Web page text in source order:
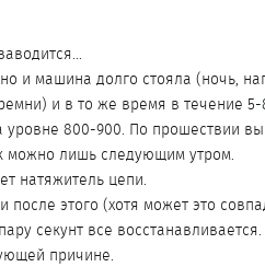
и машина долго стояла (ночь,
и в то же время в течение
уровне 800-900. По прошествии
можно лишь следующим утром.
натяжитель цепи.
после этого (хотя может это
секунт все восстанавливается.
причине.